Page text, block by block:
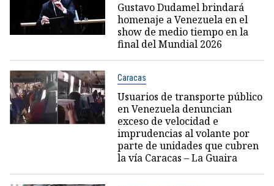
Gustavo Dudamel brindará
homenaje a Venezuela en el
show de medio tiempo en la
final del Mundial 2026
Caracas
Usuarios de transporte público
en Venezuela denuncian
exceso de velocidad e
imprudencias al volante por
parte de unidades que cubren
la vía Caracas – La Guaira